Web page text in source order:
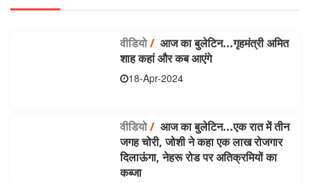
वीडियो/ आज का बुलेटिन...गृहमंत्री अमित
शाह कहां और कब आएंगे
18-Apr-2024
वीडियो/ आज का बुलेटिन...एक रात में तीन
जगह चोरी, जोशी ने कहा एक लाख रोजगार
दिलाऊंगा, नेहरू रोड पर अतिक्रमियों का
कब्जा